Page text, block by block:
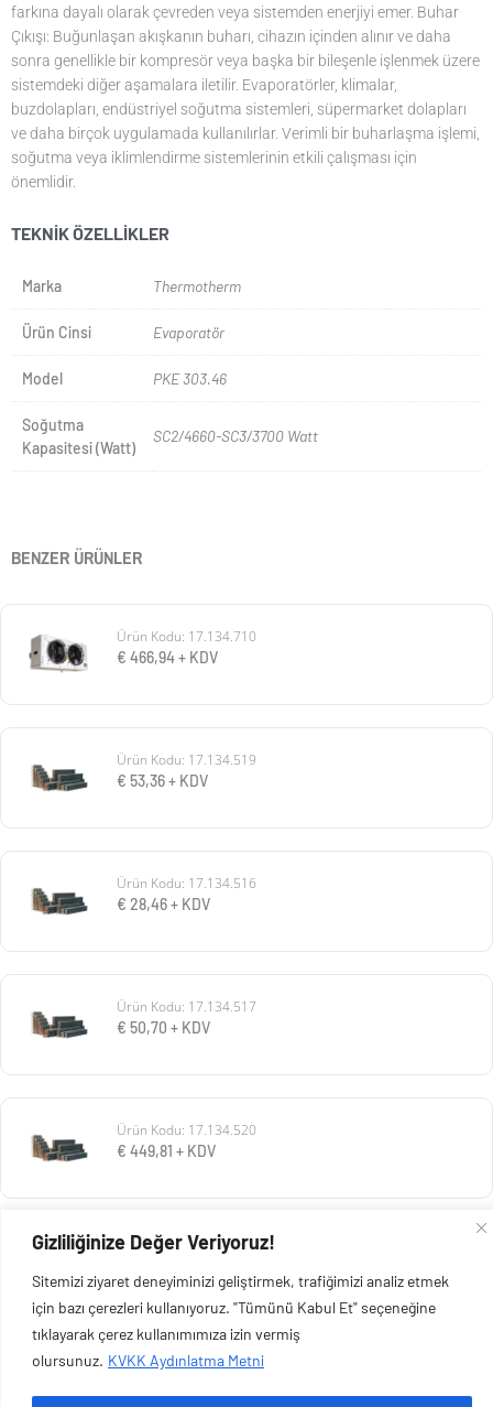
Gizliliğinize Değer Veriyoruz!
Sitemizi ziyaret deneyiminizi geliştirmek, trafiğimizi analiz etmek
için bazı çerezleri kullanıyoruz. "Tümünü Kabul Et" seçeneğine
tıklayarak çerez kullanımımıza izin vermiş
olursunuz. KVKK Aydınlatma Metni
farkına dayalı olarak çevreden veya sistemden enerjiyi emer. Buhar
Çıkışı: Buğunlaşan akışkanın buharı, cihazın içinden alınır ve daha
sonra genellikle bir kompresör veya başka bir bileşenle işlenmek üzere
sistemdeki diğer aşamalara iletilir. Evaporatörler, klimalar,
buzdolapları, endüstriyel soğutma sistemleri, süpermarket dolapları
ve daha birçok uygulamada kullanılırlar. Verimli bir buharlaşma işlemi,
soğutma veya iklimlendirme sistemlerinin etkili çalışması için
önemlidir.
TEKNIK ÖZELLIKLER
Marka Thermotherm
Ürün Cinsi Evaporatör
Model PKE 303.46
Soğutma
Kapasitesi (Watt)
SC2/4660-SC3/3700 Watt
BENZER ÜRÜNLER
Ürün Kodu: 17.134.710
€ 466,94+ KDV
Ürün Kodu: 17.134.519
€ 53,36+ KDV
Ürün Kodu: 17.134.516
€ 28,46+ KDV
Ürün Kodu: 17.134.517
€ 50,70 + KDV
Ürün Kodu: 17.134.520
€ 449,81 + KDV
Ürün Kodu: 17.134.525
€192,11 + KDV